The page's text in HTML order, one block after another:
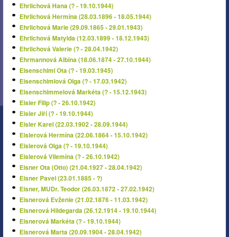
Ehrlichová Hana (? - 19.10.1944)
Ehrlichová Hermína (28.03.1896 - 18.05.1944)
Ehrlichová Marie (29.09.1865 - 29.01.1943)
Ehrlichová Matylda (12.03.1899 - 18.12.1943)
Ehrlichová Valerie (? - 28.04.1942)
Ehrmannová Albína (18.06.1874 - 27.10.1944)
Eisenschiml Ota (? - 19.03.1945)
Eisenschimlová Olga (? - 17.03.1942)
Eisenschimmelová Markéta (? - 15.12.1943)
Eisler Filip (? - 26.10.1942)
Eisler Jiří (? - 19.10.1944)
Eisler Karel (22.03.1902 - 28.09.1944)
Eislerová Hermína (22.06.1864 - 15.10.1942)
Eislerová Olga (? - 19.10.1944)
Eislerová Vilemína (? - 26.10.1942)
Eisner Ota (Otto) (21.04.1927 - 28.04.1942)
Eisner Pavel (23.01.1885 - ?)
Eisner, MUDr. Teodor (26.03.1872 - 27.02.1942)
Eisnerová Evženie (21.02.1876 - 11.03.1942)
Eisnerová Hildegarda (26.12.1914 - 19.10.1944)
Eisnerová Markéta (? - 19.10.1944)
Eisnerová Marta (20.09.1904 - 28.04.1942)